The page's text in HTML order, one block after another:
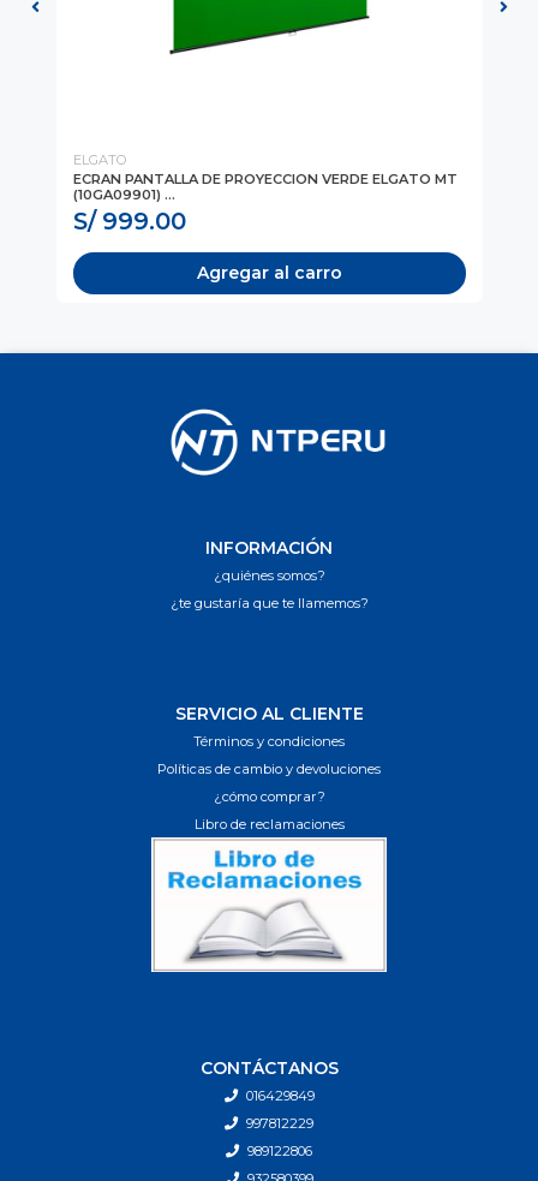
ELGATO
ECRAN PANTALLA DE PROYECCION VERDE ELGATO MT
(10GA09901) ...
S/ 999.00
Agregar al carro
INFORMACIÓN
¿quiénes somos?
¿te gustaría que te llamemos?
SERVICIO AL CLIENTE
Términos y condiciones
Políticas de cambio y devoluciones
¿cómo comprar?
Libro de reclamaciones
CONTÁCTANOS
016429849
997812229
989122806